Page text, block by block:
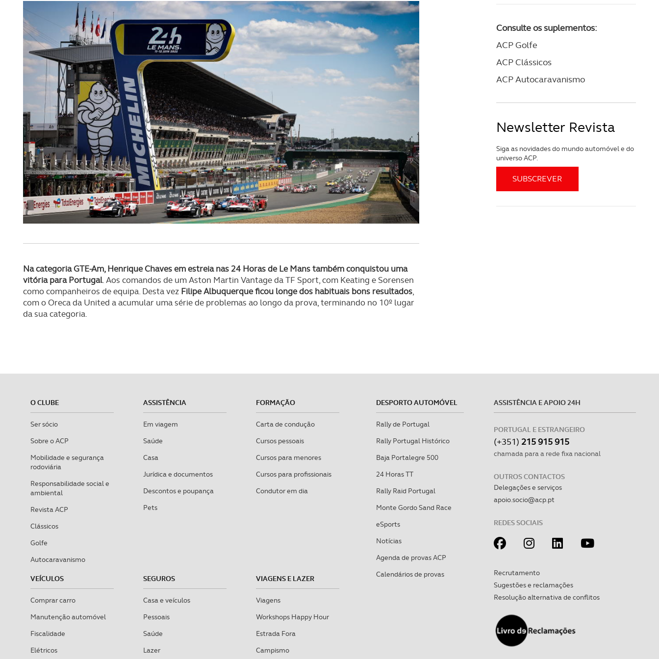
O ACP garantirá que as transferências internacionais de dados pessoais serão realizadas apenas com o seu
consentimento e quando tal se afigure estritamente necessário no contexto dos serviços a prestar.
Realçamos que o bloqueio de certo tipo de Cookies e tecnologias similares pode ter impacto na sua experiência de
navegação no Website e nos serviços disponibilizados.
Consulte a política de cookies do site.
Na categoria GTE-Am, Henrique Chaves em estreia nas 24 Horas de Le Mans também conquistou uma
vitória para Portugal. Aos comandos de um Aston Martin Vantage da TF Sport, com Keating e Sorensen
como companheiros de equipa. Desta vez Filipe Albuquerque ficou longe dos habituais bons resultados,
com o Oreca da United a acumular uma série de problemas ao longo da prova, terminando no 10º lugar
da sua categoria.
Consulte os suplementos:
ACP Golfe
ACP Clássicos
ACP Autocaravanismo
Newsletter Revista
Siga as novidades do mundo automóvel e do
universo ACP.
O CLUBE
Ser sócio
Sobre o ACP
Mobilidade e segurança
rodoviária
Responsabilidade social e
ambiental
Revista ACP
Clássicos
Golfe
Autocaravanismo
ASSISTÊNCIA
Em viagem
Saúde
Casa
Jurídica e documentos
Descontos e poupança
Pets
FORMAÇÃO
Carta de condução
Cursos pessoais
Cursos para menores
Cursos para profissionais
Condutor em dia
VEÍCULOS
Comprar carro
Manutenção automóvel
Fiscalidade
Elétricos
SEGUROS
Casa e veículos
Pessoais
Saúde
Lazer
VIAGENS E LAZER
Viagens
Workshops Happy Hour
Estrada Fora
Campismo
DESPORTO AUTOMÓVEL
Rally de Portugal
Rally Portugal Histórico
Baja Portalegre 500
24 Horas TT
Rally Raid Portugal
Monte Gordo Sand Race
eSports
Notícias
Agenda de provas ACP
Calendários de provas
ASSISTÊNCIA E APOIO 24H
PORTUGAL E ESTRANGEIRO
(+351) 215 915 915
chamada para a rede fixa nacional
OUTROS CONTACTOS
Delegações e serviços
apoio.socio@acp.pt
REDES SOCIAIS
Recrutamento
Sugestões e reclamações
Resolução alternativa de conflitos